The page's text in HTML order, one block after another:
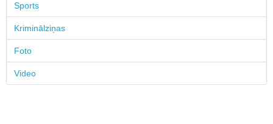
Sports
Kriminālziņas
Foto
Video